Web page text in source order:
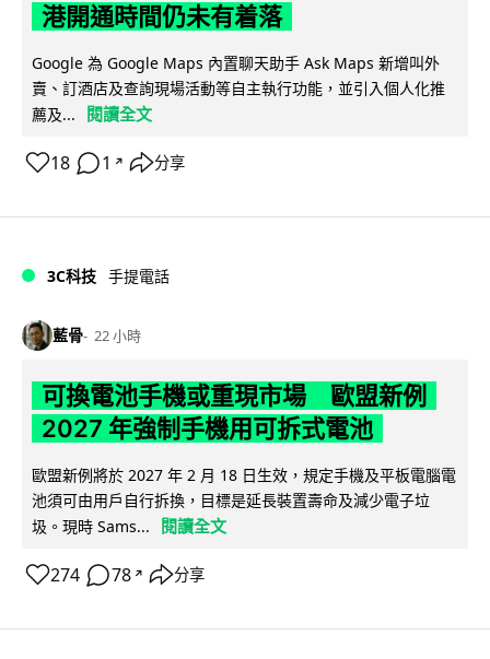
港開通時間仍未有着落
Google 為 Google Maps 內置聊天助手 Ask Maps 新增叫外
賣、訂酒店及查詢現場活動等自主執行功能，並引入個人化推
薦及...
閱讀全文
18 1 ↗ 分享
3C科技 手提電話
藍骨 22 小時
可換電池手機或重現市場 歐盟新例
2027 年強制手機用可拆式電池
歐盟新例將於 2027 年 2 月 18 日生效，規定手機及平板電腦電
池須可由用戶自行拆換，目標是延長裝置壽命及減少電子垃
圾。現時 Sams...
閱讀全文
274 78 ↗ 分享